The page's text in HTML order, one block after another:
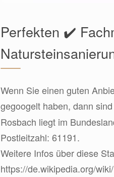
Perfekten ✔️
Wenn Sie einen guten
gegoogelt haben, dann
Rosbach liegt im
Postleitzahl: 61191.
Weitere Infos über diese
https://de.wikipedia.org/